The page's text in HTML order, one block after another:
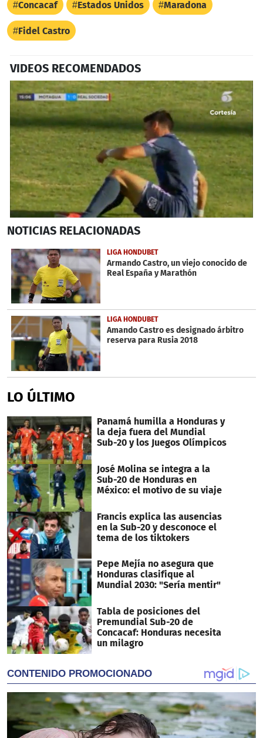
Concacaf Estados Unidos Maradona
Fidel Castro
VIDEOS RECOMENDADOS
seconds
41
seconds
NOTICIAS RELACIONADAS
LIGA HONDUBET
Armando Castro, un viejo conocido de
Real España y Marathón
LIGA HONDUBET
Amando Castro es designado árbitro
reserva para Rusia 2018
LO ÚLTIMO
Panamá humilla a Honduras y
la deja fuera del Mundial
Sub-20 y los Juegos Olímpicos
José Molina se integra a la
Sub-20 de Honduras en
México: el motivo de su viaje
Francis explica las ausencias
en la Sub-20 y desconoce el
tema de los tiktokers
Pepe Mejía no asegura que
Honduras clasifique al
Mundial 2030: "Sería mentir"
Tabla de posiciones del
Premundial Sub-20 de
Concacaf: Honduras necesita
un milagro